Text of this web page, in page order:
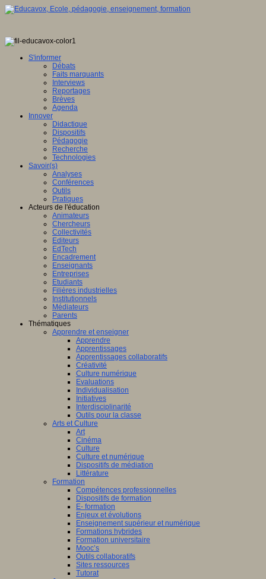
S'informer
Débats
Faits marquants
Interviews
Reportages
Brèves
Agenda
Innover
Didactique
Dispositifs
Pédagogie
Recherche
Technologies
Savoir(s)
Analyses
Conférences
Outils
Pratiques
Acteurs de l'éducation
Animateurs
Chercheurs
Collectivités
Editeurs
EdTech
Encadrement
Enseignants
Entreprises
Etudiants
Filières industrielles
Institutionnels
Médiateurs
Parents
Thématiques
Apprendre et enseigner
Apprendre
Apprentissages
Apprentissages collaboratifs
Créativité
Culture numérique
Evaluations
Individualisation
Initiatives
Interdisciplinarité
Outils pour la classe
Arts et Culture
Art
Cinéma
Culture
Culture et numérique
Dispositifs de médiation
Littérature
Formation
Compétences professionnelles
Dispositifs de formation
E- formation
Enjeux et évolutions
Enseignement supérieur et numérique
Formations hybrides
Formation universitaire
Mooc’s
Outils collaboratifs
Sites ressources
Tutorat